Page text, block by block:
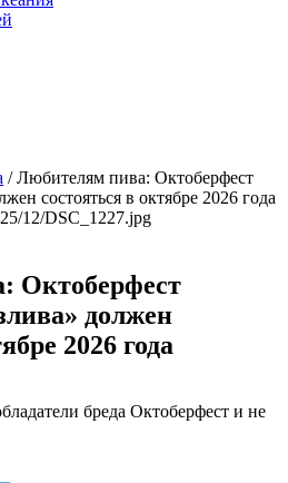
/Любителям пива: Октоберфест
состояться в октябре 2026 года
Октоберфест
должен
2026 года
бреда Октоберфест и не